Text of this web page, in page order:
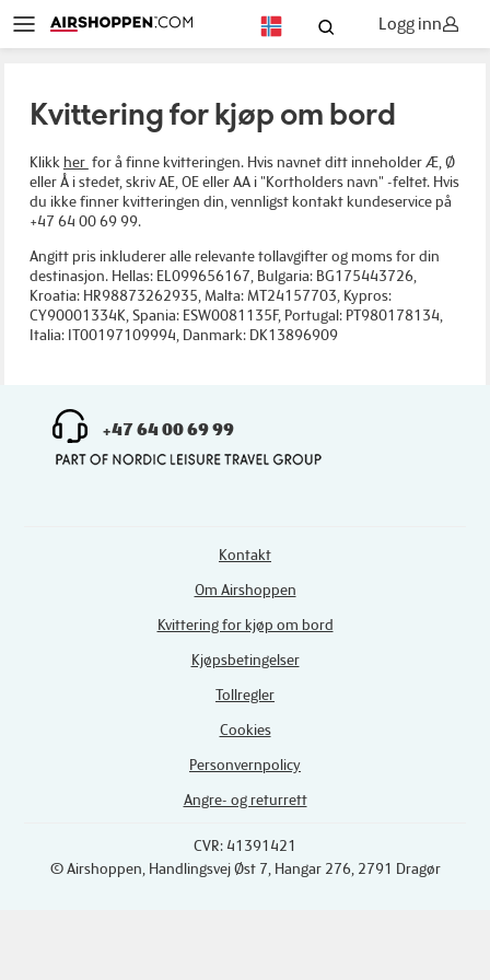
Logg inn
Kvittering for kjøp om bord
Klikk her for å finne kvitteringen. Hvis navnet ditt inneholder Æ, Ø
eller Å i stedet, skriv AE, OE eller AA i "Kortholders navn" -feltet. Hvis
du ikke finner kvitteringen din, vennligst kontakt kundeservice på
+47 64 00 69 99.
Angitt pris inkluderer alle relevante tollavgifter og moms for din
destinasjon. Hellas: EL099656167, Bulgaria: BG175443726,
Kroatia: HR98873262935, Malta: MT24157703, Kypros:
CY90001334K, Spania: ESW0081135F, Portugal: PT980178134,
Italia: IT00197109994, Danmark: DK13896909
+47 64 00 69 99
Kontakt
Om Airshoppen
Kvittering for kjøp om bord
Kjøpsbetingelser
Tollregler
Cookies
Personvernpolicy
Angre- og returrett
CVR: 41391421
© Airshoppen, Handlingsvej Øst 7, Hangar 276, 2791 Dragør